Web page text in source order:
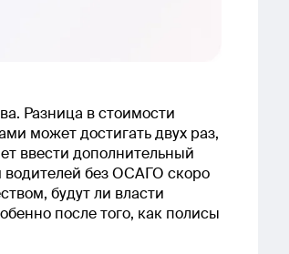
Разница в стоимости
может достигать двух раз,
ввести дополнительный
без ОСАГО скоро
будут ли власти
после того, как полисы